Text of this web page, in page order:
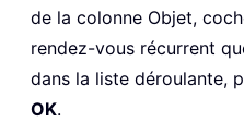
de la colonne Objet,
rendez-vous récurrent
dans la liste déroulante,
OK.